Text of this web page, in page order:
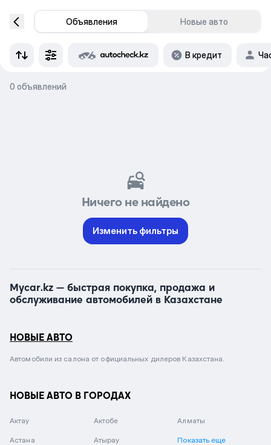
Объявления Новые авто
В кредит
0 объявлений
Ничего не найдено
Изменить фильтры
Mycar.kz — быстрая покупка, продажа и
обслуживание автомобилей в Казахстане
НОВЫЕ АВТО
Автомобили из салона от официальных дилеров Казахстана.
НОВЫЕ АВТО В ГОРОДАХ
Актау Актобе Алматы
Астана Атырау Показать еще